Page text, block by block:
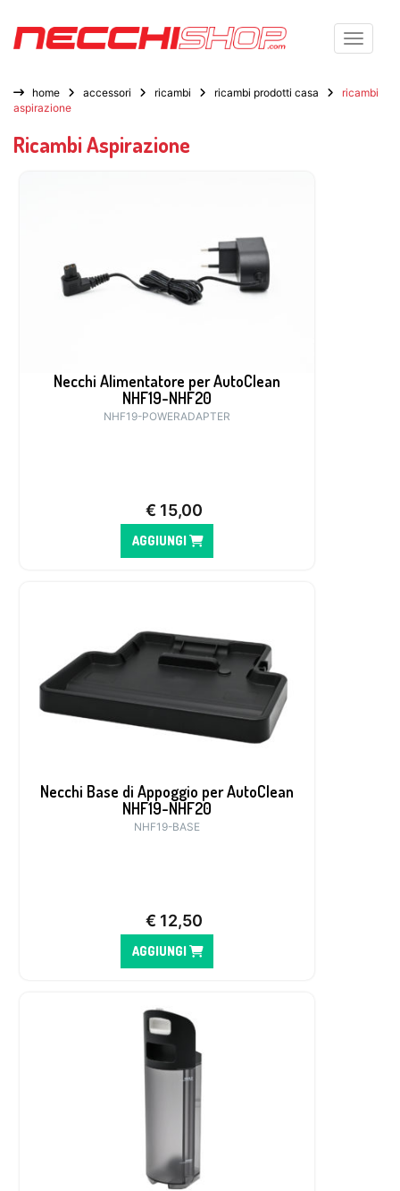
Toggle
home accessori ricambi ricambi prodotti casa
ricambi
aspirazione
Ricambi Aspirazione
Necchi Alimentatore per AutoClean
NHF19-NHF20
NHF19-POWERADAPTER
€ 15,00
AGGIUNGI
Necchi Base di Appoggio per AutoClean
NHF19-NHF20
NHF19-BASE
€ 12,50
AGGIUNGI